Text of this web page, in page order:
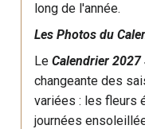
long de l'année.
Les Photos du
LeCalendrier 2027
changeante des
variées : les fleurs
journées